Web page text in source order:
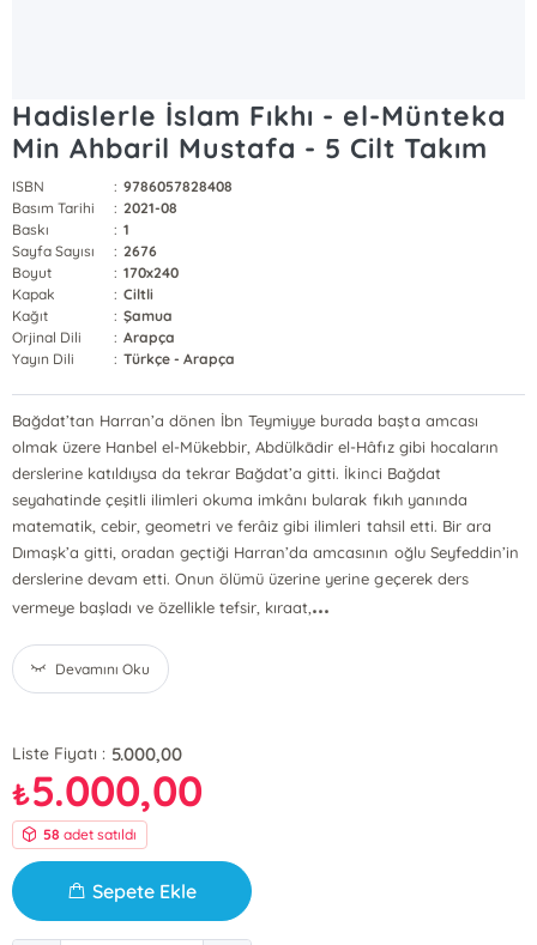
Hadislerle İslam Fıkhı - el-Münteka
Min Ahbaril Mustafa - 5 Cilt Takım
ISBN : 9786057828408
Basım Tarihi
: 2021-08
Baskı
: 1
Sayfa Sayısı
: 2676
Boyut
: 170x240
Kapak
: Ciltli
Kağıt
: Şamua
Orjinal Dili
: Arapça
Yayın Dili
: Türkçe - Arapça
Bağdat’tan Harran’a dönen İbn Teymiyye burada başta amcası
olmak üzere Hanbel el-Mükebbir, Abdülkādir el-Hâfız gibi hocaların
derslerine katıldıysa da tekrar Bağdat’a gitti. İkinci Bağdat
seyahatinde çeşitli ilimleri okuma imkânı bularak fıkıh yanında
matematik, cebir, geometri ve ferâiz gibi ilimleri tahsil etti. Bir ara
Dımaşk’a gitti, oradan geçtiği Harran’da amcasının oğlu Seyfeddin’in
derslerine devam etti. Onun ölümü üzerine yerine geçerek ders
vermeye başladı ve özellikle tefsir, kıraat,...
Devamını Oku
Liste Fiyatı : 5.000,00
₺5.000,00
58 adet satıldı
Sepete Ekle